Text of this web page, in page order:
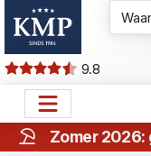
9.8
Zomer 2026: